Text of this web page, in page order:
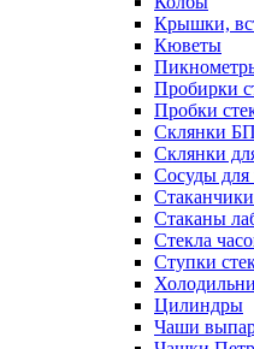
Крышки,
Кюветы
Пробирки
Пробки
Склянки
Склянки
Сосуды для
Стаканы
Стекла
Ступки
Цилиндры
Чаши